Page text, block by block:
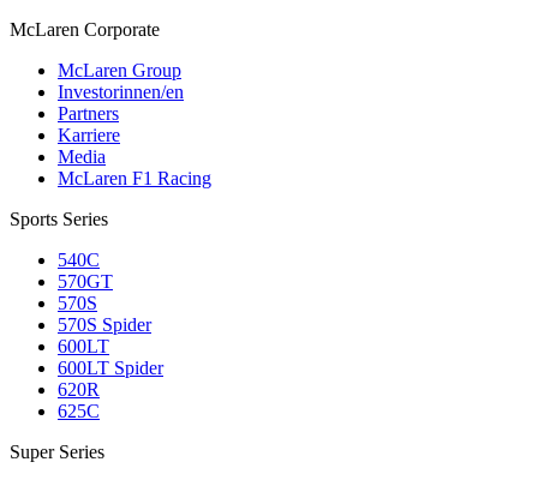
McLaren Corporate
McLaren Group
Investorinnen/en
Partners
Karriere
Media
McLaren F1 Racing
Sports Series
540C
570GT
570S
570S Spider
600LT
600LT Spider
620R
625C
Super Series